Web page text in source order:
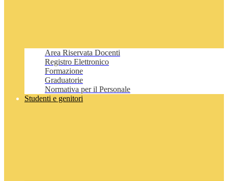
Area Riservata Docenti
Registro Elettronico
Formazione
Graduatorie
Normativa per il Personale
Studenti e genitori